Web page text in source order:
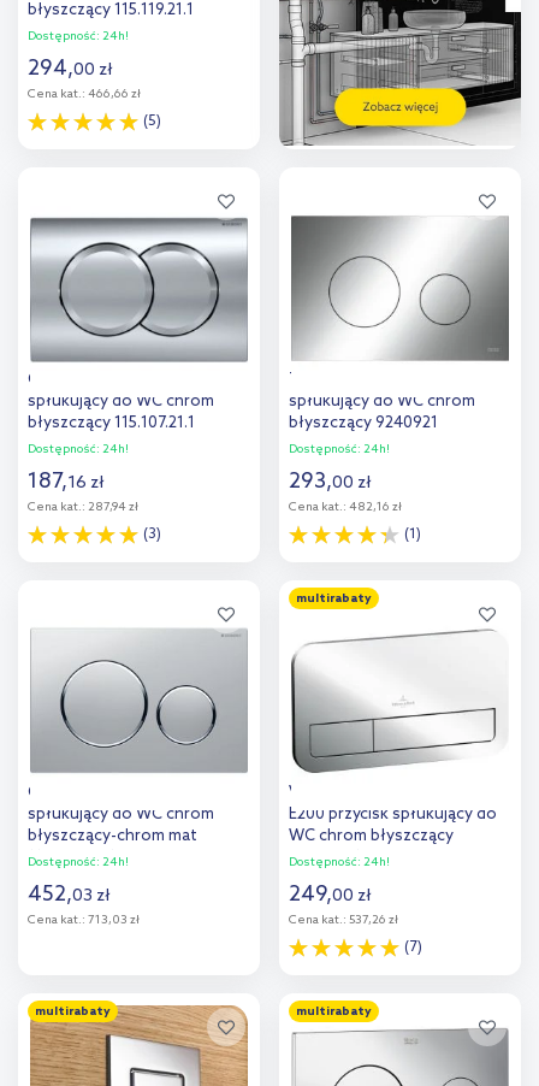
błyszczący 115.119.21.1
Dostępność: 24h!
294,00 zł
Cena kat.: 466,66 zł
(5)
porównania
Geberit Delta01 przycisk
spłukujący do WC chrom
błyszczący 115.107.21.1
Dostępność: 24h!
187,16 zł
Cena kat.: 287,94 zł
(3)
porównania
Tece Loop przycisk
spłukujący do WC chrom
błyszczący 9240921
Dostępność: 24h!
293,00 zł
Cena kat.: 482,16 zł
(1)
Dodaj do
Geberit Sigma przycisk
spłukujący do WC chrom
błyszczący-chrom mat
115.882.JQ.1
Dostępność: 24h!
452,03 zł
Cena kat.: 713,03 zł
Dodaj do
porównania
multirabaty
Villeroy & Boch ViConnect
E200 przycisk spłukujący do
WC chrom błyszczący
92249061
Dostępność: 24h!
249,00 zł
Cena kat.: 537,26 zł
(7)
Dodaj do
porównania
multirabaty multirabaty